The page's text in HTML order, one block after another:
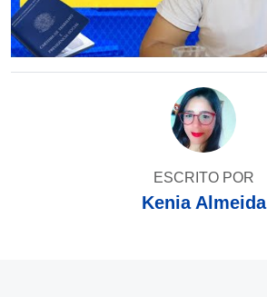
ESCRITO POR
Kenia Almeida